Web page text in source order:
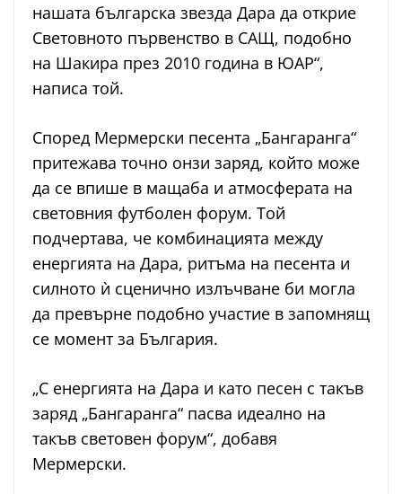
нашата българска звезда Дара да открие
Световното първенство в САЩ, подобно
на Шакира през 2010 година в ЮАР“,
написа той.
Според Мермерски песента „Бангаранга“
притежава точно онзи заряд, който може
да се впише в мащаба и атмосферата на
световния футболен форум. Той
подчертава, че комбинацията между
енергията на Дара, ритъма на песента и
силното ѝ сценично излъчване би могла
да превърне подобно участие в запомнящ
се момент за България.
„С енергията на Дара и като песен с такъв
заряд „Бангаранга“ пасва идеално на
такъв световен форум“, добавя
Мермерски.